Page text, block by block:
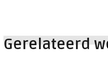
Gerelateerd